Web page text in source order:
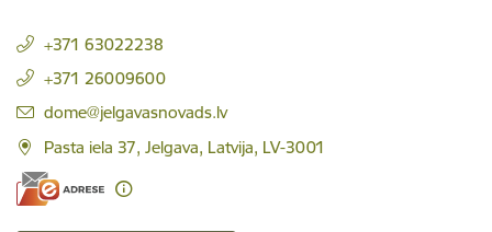
+371 63022238
+371 26009600
E-pasts:
dome@jelgavasnovads.lv
Pasta iela 37, Jelgava, Latvija, LV-3001